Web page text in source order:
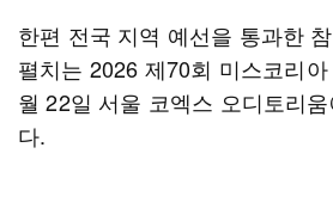
한편 전국 지역 예선을 통과한
펼치는 2026 제70회 미스코리
월 22일 서울 코엑스 오디토리
다.